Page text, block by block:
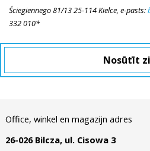
Ściegiennego 81/13 25-114 Kielce, e-pasts:
332 010*
Office, winkel en magazijn adres
26-026 Bilcza, ul. Cisowa 3